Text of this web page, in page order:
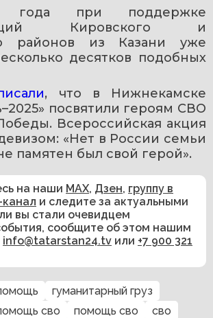
года при поддержке
Кировского и
районов из Казани уже
десятков подобных
, что в Нижнекамске
посвятили героям СВО
Всероссийская акция
«Нет в России семьи
памятен был свой герой».
на наши MAX, Дзен, группу в
и следите за актуальными
вы стали очевидцем
сообщите об этом нашим
info@tatarstan24.tv или +7 900 321
гуманитарный груз
сво
помощь сво
сво